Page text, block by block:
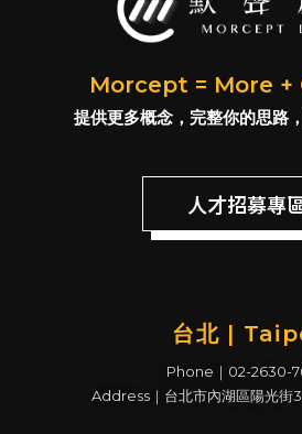
Morcept = More +
提供更多概念，完整你的思路
人才招募專
台北 |
Phone｜02-2630-
Address｜台北市內湖區陽光街